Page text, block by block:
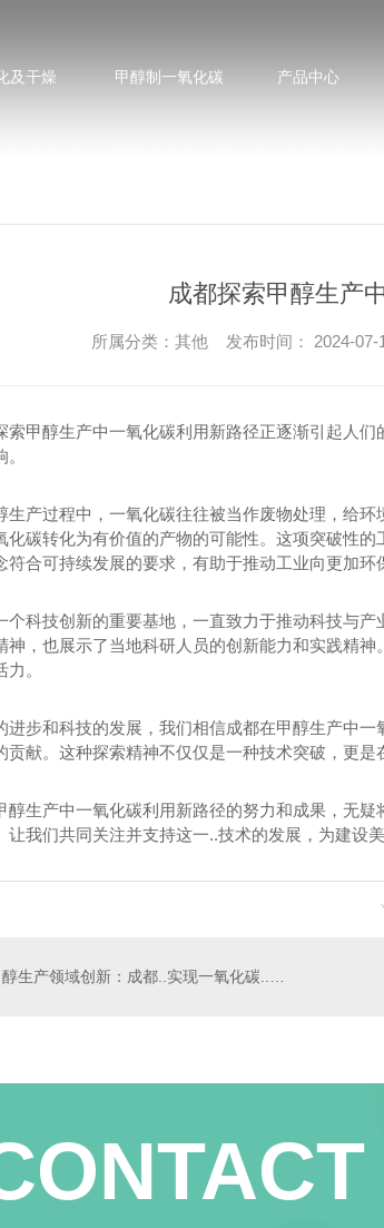
及干燥 甲醇制一氧化碳 产品中心
成都探索甲醇生产
所属分类：其他 发布时间： 2024-
索甲醇生产中一氧化碳利用新路径正逐渐引起人
生产过程中，一氧化碳往往被当作废物处理，给
化碳转化为有价值的产物的可能性。这项突破性
符合可持续发展的要求，有助于推动工业向更加环
个科技创新的重要基地，一直致力于推动科技与
神，也展示了当地科研人员的创新能力和实践精
。
进步和科技的发展，我们相信成都在甲醇生产中
贡献。这种探索精神不仅仅是一种技术突破，更
醇生产中一氧化碳利用新路径的努力和成果，无
让我们共同关注并支持这一..技术的发展，为建设
甲醇生产领域创新：成都..实现一氧化碳..转化